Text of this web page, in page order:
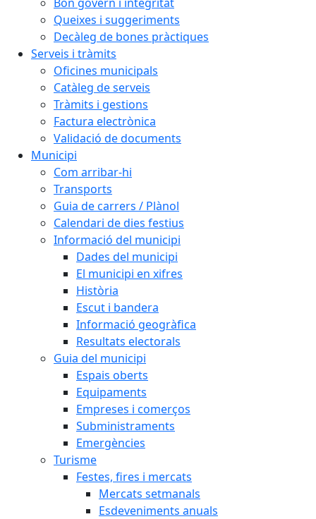
Queixes i suggeriments
Decàleg de bones pràctiques
Serveis i tràmits
Oficines municipals
Catàleg de serveis
Tràmits i gestions
Factura electrònica
Validació de documents
Municipi
Com arribar-hi
Transports
Guia de carrers / Plànol
Calendari de dies festius
Informació del municipi
Dades del municipi
El municipi en xifres
Història
Escut i bandera
Informació geogràfica
Resultats electorals
Guia del municipi
Espais oberts
Equipaments
Empreses i comerços
Subministraments
Emergències
Turisme
Festes, fires i mercats
Mercats setmanals
Esdeveniments anuals